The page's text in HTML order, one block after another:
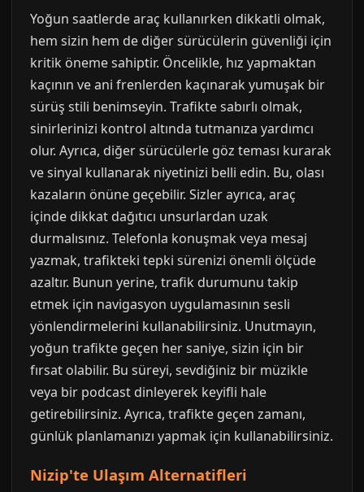
Yoğun saatlerde araç kullanırken dikkatli olmak,
hem sizin hem de diğer sürücülerin güvenliği için
kritik öneme sahiptir. Öncelikle, hız yapmaktan
kaçının ve ani frenlerden kaçınarak yumuşak bir
sürüş stili benimseyin. Trafikte sabırlı olmak,
sinirlerinizi kontrol altında tutmanıza yardımcı
olur. Ayrıca, diğer sürücülerle göz teması kurarak
ve sinyal kullanarak niyetinizi belli edin. Bu, olası
kazaların önüne geçebilir. Sizler ayrıca, araç
içinde dikkat dağıtıcı unsurlardan uzak
durmalısınız. Telefonla konuşmak veya mesaj
yazmak, trafikteki tepki sürenizi önemli ölçüde
azaltır. Bunun yerine, trafik durumunu takip
etmek için navigasyon uygulamasının sesli
yönlendirmelerini kullanabilirsiniz. Unutmayın,
yoğun trafikte geçen her saniye, sizin için bir
fırsat olabilir. Bu süreyi, sevdiğiniz bir müzikle
veya bir podcast dinleyerek keyifli hale
getirebilirsiniz. Ayrıca, trafikte geçen zamanı,
günlük planlamanızı yapmak için kullanabilirsiniz.
Nizip'te Ulaşım Alternatifleri